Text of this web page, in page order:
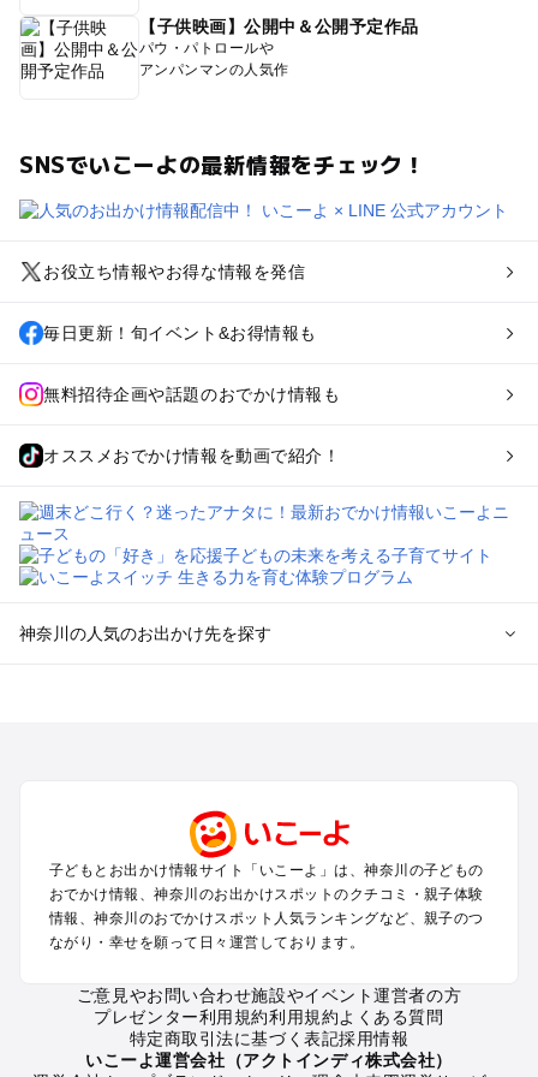
【子供映画】公開中＆公開予定作品
パウ・パトロールや
アンパンマンの人気作
SNSでいこーよの最新情報をチェック！
お役立ち情報やお得な情報を発信
毎日更新！旬イベント&お得情報も
無料招待企画や話題のおでかけ情報も
オススメおでかけ情報を動画で紹介！
神奈川の人気のお出かけ先を探す
小田原・熱海・湯河原・真鶴のプールお出かけ
町田・相模原・愛川・上野原のプールお出かけ
新横浜・港北エリア・日吉・青葉台・鶴見のプールお出かけ
川崎のプールお出かけ
海老名・厚木のプールお出かけ
箱根（湯本・強羅・小涌谷・仙石原・芦ノ湖）のプールお出か
秦野・南足柄・丹沢のプールお出かけ
子どもとお出かけ情報サイト「いこーよ」は、神奈川の子どもの
おでかけ情報、神奈川のお出かけスポットのクチコミ・親子体験
情報、神奈川のおでかけスポット人気ランキングなど、親子のつ
ながり・幸せを願って日々運営しております。
ご意見やお問い合わせ施設やイベント運営者の方
プレゼンター利用規約利用規約よくある質問
特定商取引法に基づく表記採用情報
いこーよ運営会社（アクトインディ株式会社）